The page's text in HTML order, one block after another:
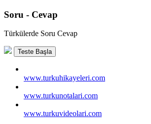
Soru - Cevap
Türkülerde Soru Cevap
Teste Başla
www.turkuhikayeleri.com
www.turkunotalari.com
www.turkuvideolari.com